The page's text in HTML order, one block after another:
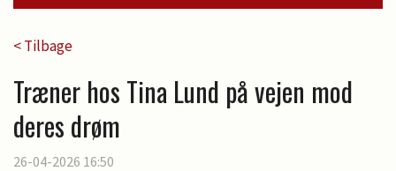
< Tilbage
Træner hos Tina Lund på vejen mod
deres drøm
26-04-2026 16:50